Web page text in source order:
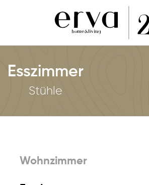
Esszimmer
Stühle
Wohnzimmer